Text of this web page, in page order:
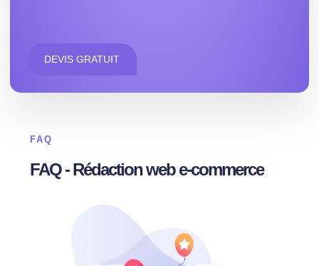
DEVIS GRATUIT
FAQ
FAQ - Rédaction web e-commerce